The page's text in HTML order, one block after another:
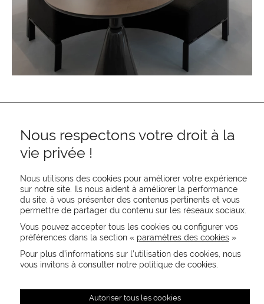
REJOIGNEZ-NOUS
CONTACTEZ-NOUS
NEWSLETTER
Nous respectons votre droit à la
vie privée !
Nous utilisons des cookies pour améliorer votre expérience
sur notre site. Ils nous aident à améliorer la performance
du site, à vous présenter des contenus pertinents et vous
permettre de partager du contenu sur les réseaux sociaux.
Vous pouvez accepter tous les cookies ou configurer vos
préférences dans la section « paramètres des cookies »
Pour plus d’informations sur l’utilisation des cookies, nous
vous invitons à consulter notre politique de cookies.
Autoriser tous les cookies